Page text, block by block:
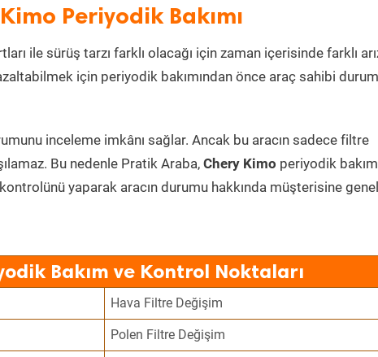
Periyodik Bakımı
ile sürüş tarzı farklı olacağı için zaman içerisinde farklı
için periyodik bakımından önce araç sahibi durum
inceleme imkânı sağlar. Ancak bu aracın sadece filtre
Bu nedenle Pratik Araba, Chery Kimo periyodik
yaparak aracın durumu hakkında müşterisine
Bakım ve Kontrol Noktaları
Hava Filtre Değişim
Polen Filtre Değişim